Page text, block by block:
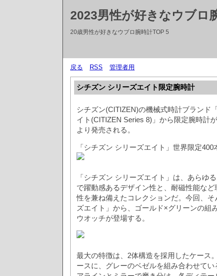
2023男性が好きなウブロ
20歳男性が好きなウブロ腕時計TOP 5
戻る RSS 管理者用
シチズン シリーズエイト限定腕時計
シチズン(CITIZEN)の機械式時計ブランド
イト(CITIZEN Series 8)」から限定腕時計
より発売される。
「シチズン シリーズエイト」世界限定400
「シチズン シリーズエイト」は、あらゆ
で躍動感あるデザイン性と、耐磁性能な
性を兼ね備えたコレクションだ。今回、
ズエイト」から、ゴールド×グリーンの組
ウオッチが登場する。
最大の特徴は、2体構造を採用したケース
ースに、グレーのベゼルを組み合わせて